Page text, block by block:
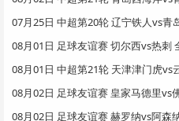
08月01日 足球友谊赛 切尔西vs热刺
08月02日 足球友谊赛 赫罗纳vs阿森